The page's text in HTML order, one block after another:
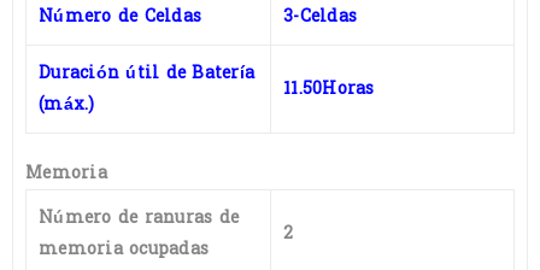
Número de Celdas
3-Celdas
Duración útil de Batería
(máx.)
11.50Horas
Memoria
Número de ranuras de
memoria ocupadas
2